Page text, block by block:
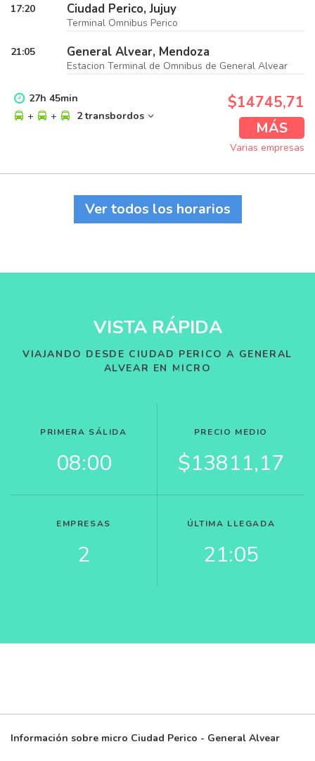
17:20 Ciudad Perico, Jujuy
Terminal Omnibus Perico
21:05 General Alvear, Mendoza
Estacion Terminal de Omnibus de General Alvear
27h 45min
+
+ 2 transbordos
$14745,71
MÁS
Varias empresas
Ver todos los horarios
VISTA RÁPIDA
VIAJANDO DESDE CIUDAD PERICO A GENERAL
ALVEAR EN MICRO
PRIMERA SÁLIDA
08:00
PRECIO MEDIO
$13811,17
EMPRESAS
2
ÚLTIMA LLEGADA
21:05
Información sobre micro Ciudad Perico - General Alvear